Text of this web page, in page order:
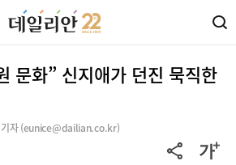
문화” 신지애가 던진 묵직한
기자 (eunice@dailian.co.kr)